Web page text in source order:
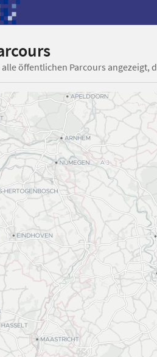
öffentlichen Parcours angezeigt,